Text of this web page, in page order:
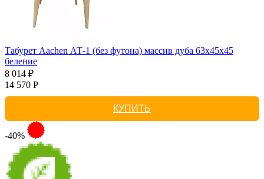
Табурет Aachen АТ-1 (без футона) массив дуба 63х45х45
беление
8 014 ₽
14 570 Р
КУПИТЬ
-40%